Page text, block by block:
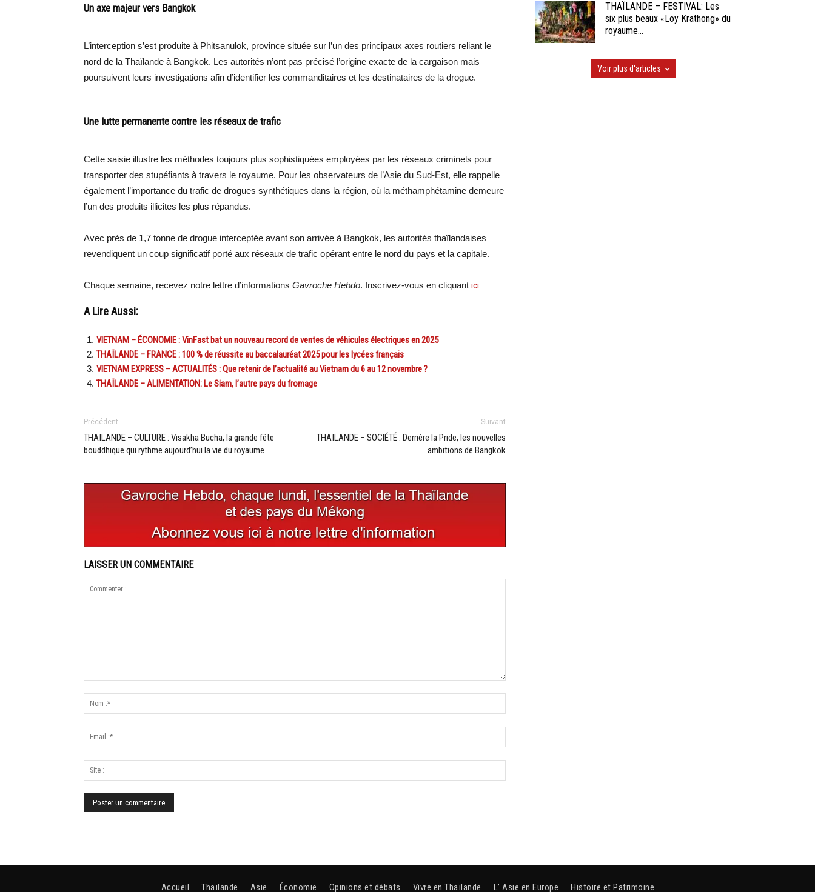
Un axe majeur vers Bangkok
L’interception s’est produite à Phitsanulok, province située sur l’un des principaux axes routiers reliant le
nord de la Thaïlande à Bangkok. Les autorités n’ont pas précisé l’origine exacte de la cargaison mais
poursuivent leurs investigations afin d’identifier les commanditaires et les destinataires de la drogue.
Une lutte permanente contre les réseaux de trafic
Cette saisie illustre les méthodes toujours plus sophistiquées employées par les réseaux criminels pour
transporter des stupéfiants à travers le royaume. Pour les observateurs de l’Asie du Sud-Est, elle rappelle
également l’importance du trafic de drogues synthétiques dans la région, où la méthamphétamine demeure
l’un des produits illicites les plus répandus.
Avec près de 1,7 tonne de drogue interceptée avant son arrivée à Bangkok, les autorités thaïlandaises
revendiquent un coup significatif porté aux réseaux de trafic opérant entre le nord du pays et la capitale.
Chaque semaine, recevez notre lettre d’informations Gavroche Hebdo. Inscrivez-vous en cliquant ici
A Lire Aussi:
VIETNAM – ÉCONOMIE : VinFast bat un nouveau record de ventes de véhicules électriques en 2025
THAÏLANDE – FRANCE : 100 % de réussite au baccalauréat 2025 pour les lycées français
VIETNAM EXPRESS – ACTUALITÉS : Que retenir de l’actualité au Vietnam du 6 au 12 novembre ?
THAÏLANDE – ALIMENTATION: Le Siam, l’autre pays du fromage
Précédent
THAÏLANDE – CULTURE : Visakha Bucha, la grande fête
bouddhique qui rythme aujourd’hui la vie du royaume
Suivant
THAÏLANDE – SOCIÉTÉ : Derrière la Pride, les nouvelles
ambitions de Bangkok
LAISSER UN COMMENTAIRE
THAÏLANDE – FESTIVAL: Les
six plus beaux «Loy Krathong» du
royaume...
Voir plus d'articles
Accueil Thaïlande Asie Économie Opinions et débats Vivre en Thaïlande L’ Asie en Europe Histoire et Patrimoine